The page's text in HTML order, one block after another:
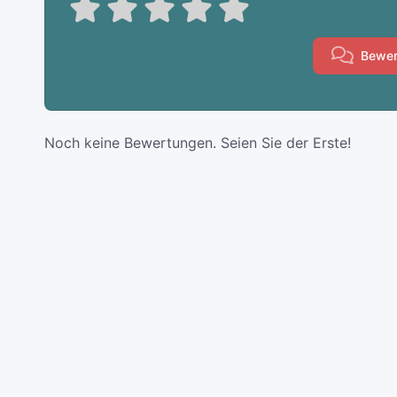
Noch keine Bewertungen. Seien Sie der Erste!